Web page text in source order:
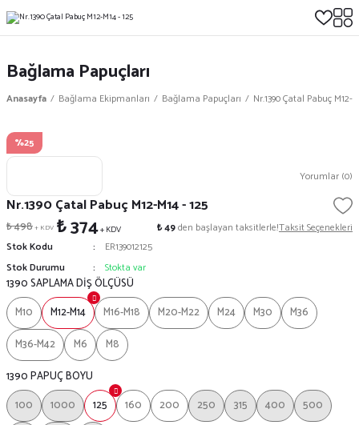
Bağlama Papuçları
Anasayfa Bağlama Ekipmanları Bağlama Papuçları Nr.1390 Çatal Pabuç M12-
%25
Yorumlar (0)
Nr.1390 Çatal Pabuç M12-M14 - 125
₺ 498+ KDV ₺ 374+ KDV ₺ 49den başlayan taksitlerle!Taksit Seçenekleri
Stok Kodu
ER139012125
Stok Durumu
Stokta var
1390 SAPLAMA DİŞ ÖLÇÜSÜ
M10
M12-M14 M16-M18 M20-M22 M24 M30
M36
M36-M42
M6
M8
1390 PAPUÇ BOYU
100
1000 125 160 200 250 315 400
500